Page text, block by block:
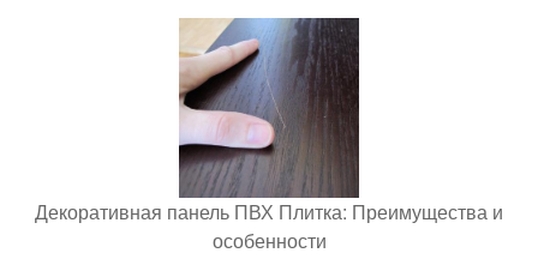
Декоративная панель ПВХ Плитка: Преимущества и
особенности